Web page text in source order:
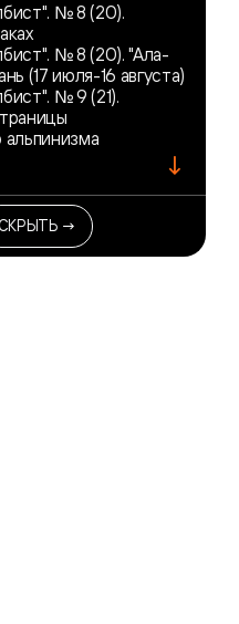
№ 8 (20).
№ 8 (20). "Ала-
(17 июля-16 августа)
№ 9 (21).
альпинизма
↓
→